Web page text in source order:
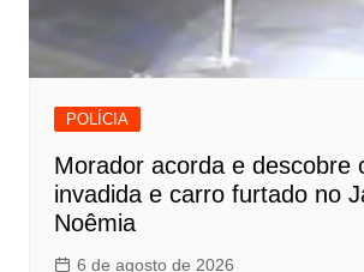
POLÍCIA
Morador acorda e descobre
invadida e carro furtado no
Noêmia
6 de agosto de 2026